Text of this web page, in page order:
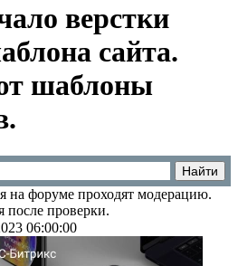
верстки
сайта.
шаблоны
на форуме проходят модерацию.
после проверки.
06:00:00